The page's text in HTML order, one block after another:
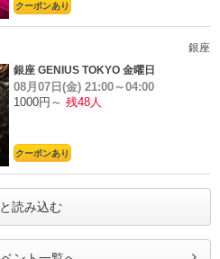
クーポンあり
銀座
銀座 GENIUS TOKYO 金曜日
08月07日(金) 21:00～04:00
1000円～ 残48人
クーポンあり
読み込む